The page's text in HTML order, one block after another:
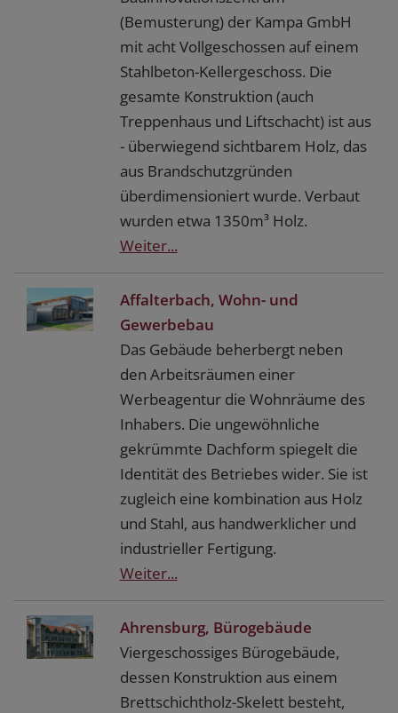
(Bemusterung) der Kampa GmbH
mit acht Vollgeschossen auf einem
Stahlbeton-Kellergeschoss. Die
gesamte Konstruktion (auch
Treppenhaus und Liftschacht) ist aus
- überwiegend sichtbarem Holz, das
aus Brandschutzgründen
überdimensioniert wurde. Verbaut
wurden etwa 1350m³ Holz.
Weiter...
Affalterbach, Wohn- und
Gewerbebau
Das Gebäude beherbergt neben
den Arbeitsräumen einer
Werbeagentur die Wohnräume des
Inhabers. Die ungewöhnliche
gekrümmte Dachform spiegelt die
Identität des Betriebes wider. Sie ist
zugleich eine kombination aus Holz
und Stahl, aus handwerklicher und
industrieller Fertigung.
Weiter...
Ahrensburg, Bürogebäude
Viergeschossiges Bürogebäude,
dessen Konstruktion aus einem
Brettschichtholz-Skelett besteht,